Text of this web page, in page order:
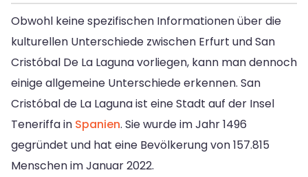
Obwohl keine spezifischen Informationen über die
kulturellen Unterschiede zwischen Erfurt und San
Cristóbal De La Laguna vorliegen, kann man dennoch
einige allgemeine Unterschiede erkennen. San
Cristóbal de La Laguna ist eine Stadt auf der Insel
Teneriffa in Spanien. Sie wurde im Jahr 1496
gegründet und hat eine Bevölkerung von 157.815
Menschen im Januar 2022.